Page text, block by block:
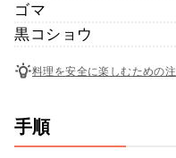
ゴマ
黒コショウ
料理を安全に楽しむための
手順